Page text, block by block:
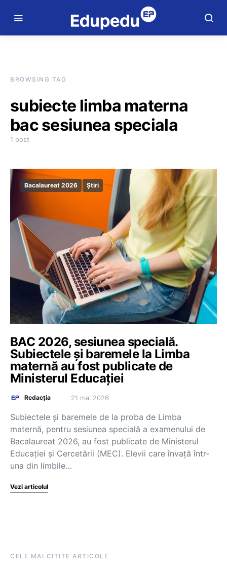
BROWSING TAG
subiecte limba materna
bac sesiunea speciala
1 post
Bacalaureat 2026 Știri
BAC 2026, sesiunea specială.
Subiectele și baremele la Limba
maternă au fost publicate de
Ministerul Educației
Redacția 21 mai 2026
Subiectele și baremele de la proba de Limba
maternă, pentru sesiunea specială a examenului de
Bacalaureat 2026, au fost publicate de Ministerul
Educației și Cercetării (MEC). Elevii care învață într-
una din limbile…
Vezi articolul
CELE MAI CITITE ARTICOLE